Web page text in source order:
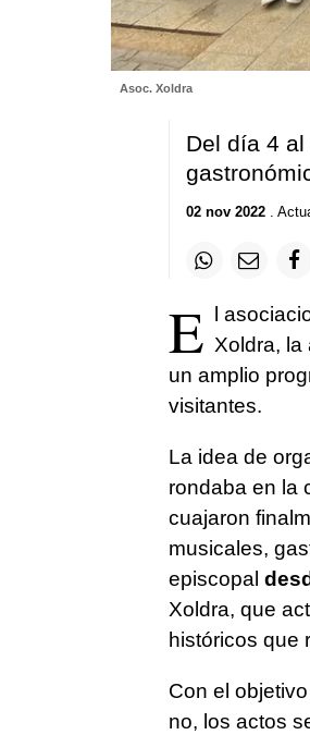
Asoc. Xoldra
Del día 4
02 nov 2022.
E
l
Xoldra, la
un amplio
visitantes.
La idea de
rondaba en la
cuajaron
musicales,
episcopal
Xoldra, que
históricos que
Con el
no, los actos